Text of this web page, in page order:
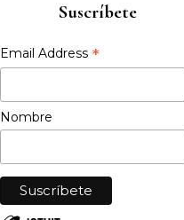
Suscríbete
Email Address *
Nombre